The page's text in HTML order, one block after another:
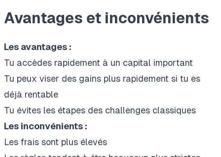
Avantages et inconvénients
Les avantages :
Tu accèdes rapidement à un capital important
Tu peux viser des gains plus rapidement si tu es
déjà rentable
Tu évites les étapes des challenges classiques
Les inconvénients :
Les frais sont plus élevés